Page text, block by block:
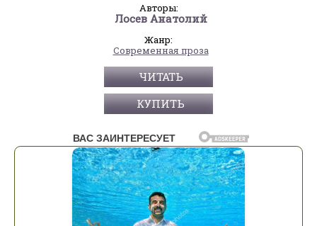
Авторы:
Лосев Анатолий
Жанр:
Современная проза
ЧИТАТЬ
КУПИТЬ